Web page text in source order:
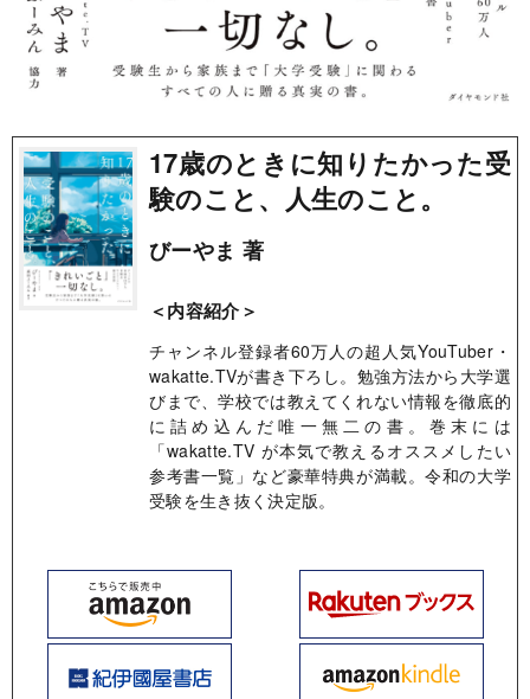
17歳のときに知りたかった受
験のこと、人生のこと。
びーやま 著
＜内容紹介＞
チャンネル登録者60万人の超人気YouTuber・
wakatte.TVが書き下ろし。勉強方法から大学選
びまで、学校では教えてくれない情報を徹底的
に詰め込んだ唯一無二の書。巻末には
「wakatte.TV が本気で教えるオススメしたい
参考書一覧」など豪華特典が満載。令和の大学
受験を生き抜く決定版。